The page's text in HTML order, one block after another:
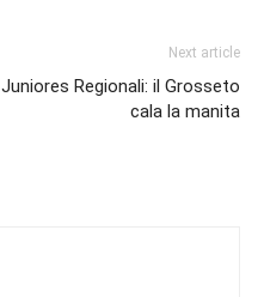
Next article
Juniores Regionali: il Grosseto
cala la manita